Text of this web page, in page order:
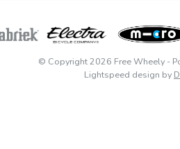
© Copyright 2026 Free Wheely-
Lightspeed design by